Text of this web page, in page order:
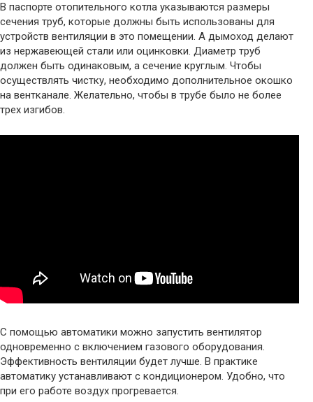
В паспорте отопительного котла указываются размеры
сечения труб, которые должны быть использованы для
устройств вентиляции в это помещении. А дымоход делают
из нержавеющей стали или оцинковки. Диаметр труб
должен быть одинаковым, а сечение круглым. Чтобы
осуществлять чистку, необходимо дополнительное окошко
на вентканале. Желательно, чтобы в трубе было не более
трех изгибов.
С помощью автоматики можно запустить вентилятор
одновременно с включением газового оборудования.
Эффективность вентиляции будет лучше. В практике
автоматику устанавливают с кондиционером. Удобно, что
при его работе воздух прогревается.